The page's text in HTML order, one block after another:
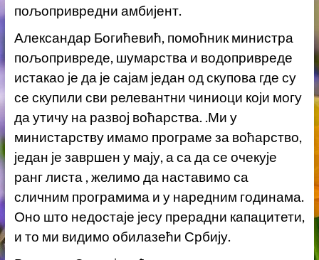
пољопривредни амбијент.
Александар Богићевић, помоћник министра
пољопривреде, шумарства и водопривреде
истакао је да је сајам један од скупова где су
се скупили сви релевантни чиниоци који могу
да утичу на развој воћарства. .Ми у
министарству имамо програме за воћарство,
један је завршен у мају, а са да се очекује
ранг листа , желимо да наставимо са
сличним програмима и у наредним годинама.
Оно што недостаје јесу прерадни капацитети,
и то ми видимо обилазећи Србију.